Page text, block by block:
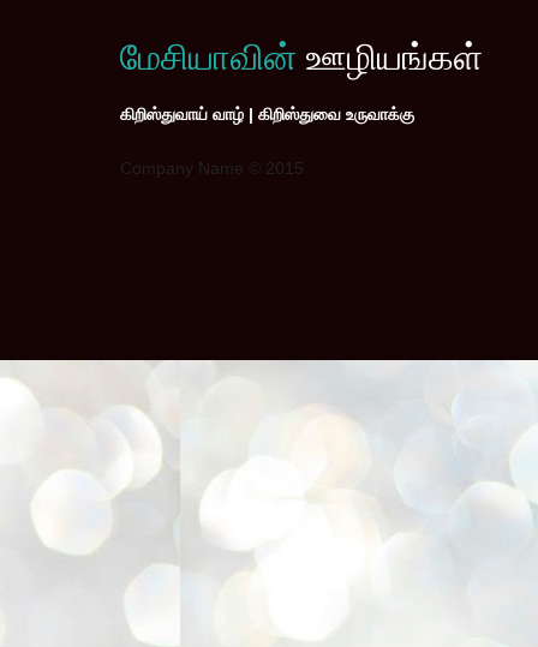
மேசியாவின் ஊழியங்கள்
கிறிஸ்துவாய் வாழ் | கிறிஸ்துவை உருவாக்கு
Company Name © 2015